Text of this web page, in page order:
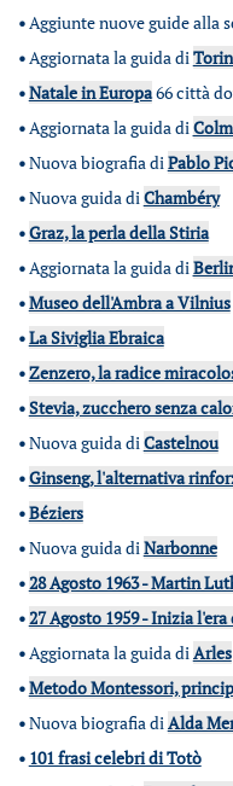
•Aggiunte nuove guide alla
•Aggiornata la guida di
•Natale in Europa66 città
•Aggiornata la guida di
•Nuova biografia diPablo
•Nuova guida diChambéry
•Graz, la perla della Stiria
•Aggiornata la guida di
•Museo dell'Ambra a Vilnius
•La Siviglia Ebraica
•Zenzero, la radice
•Stevia, zucchero senza
•Nuova guida diCastelnou
•Ginseng, l'alternativa
•Béziers
•Nuova guida diNarbonne
•28 Agosto 1963 - Martin
•27 Agosto 1959 - Inizia
•Aggiornata la guida diArles
•Metodo Montessori,
•Nuova biografia diAlda
• 101 frasi celebri di Totò